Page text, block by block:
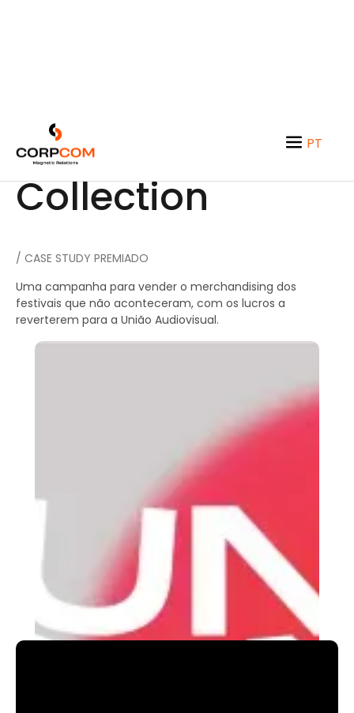
PT
Uncancel
Collection
/ CASE STUDY PREMIADO
Uma campanha para vender o merchandising dos
festivais que não aconteceram, com os lucros a
reverterem para a União Audiovisual.